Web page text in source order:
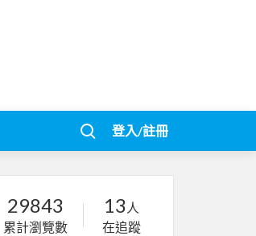
登入/註冊
29843
累計瀏覽數
13 人
在追蹤